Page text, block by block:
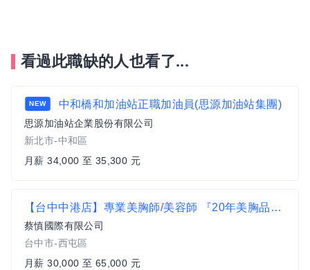
看過此職缺的人也看了...
NEW 中和橋和加油站正職加油員(思源加油站集團)
思源加油站企業股份有限公司
新北市-中和區
月薪 34,000 至 35,300 元
【台中中港店】專業美胸師/美容師 『20年美胸品牌・蔡慎國際美胸』 週日固定休
蔡慎國際有限公司
台中市-西屯區
月薪 30,000 至 65,000 元